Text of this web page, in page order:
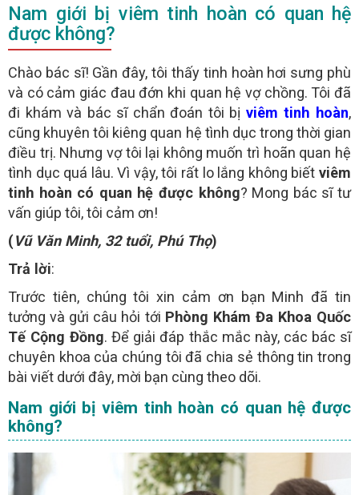
Nam giới bị viêm tinh hoàn có quan hệ
được không?
Chào bác sĩ! Gần đây, tôi thấy tinh hoàn hơi sưng phù
và có cảm giác đau đớn khi quan hệ vợ chồng. Tôi đã
đi khám và bác sĩ chẩn đoán tôi bị viêm tinh hoàn,
cũng khuyên tôi kiêng quan hệ tình dục trong thời gian
điều trị. Nhưng vợ tôi lại không muốn trì hoãn quan hệ
tình dục quá lâu. Vì vậy, tôi rất lo lắng không biết viêm
tinh hoàn có quan hệ được không? Mong bác sĩ tư
vấn giúp tôi, tôi cảm ơn!
(Vũ Văn Minh, 32 tuổi, Phú Thọ)
Trả lời:
Trước tiên, chúng tôi xin cảm ơn bạn Minh đã tin
tưởng và gửi câu hỏi tới Phòng Khám Đa Khoa Quốc
Tế Cộng Đồng. Để giải đáp thắc mắc này, các bác sĩ
chuyên khoa của chúng tôi đã chia sẻ thông tin trong
bài viết dưới đây, mời bạn cùng theo dõi.
Nam giới bị viêm tinh hoàn có quan hệ được
không?
CHÚ Ý:ĐỂ TRÁNH PHÁT SINH CHI PHÍ GÓI CƯỚC ĐIỆN THOẠI
TRONG SUỐT QUÁ TRÌNH TƯ VẤN CHO NGƯỜI BỆNH.
- Người bệnh nên để lạiSỐ ĐIỆN THOẠIvào khung chát, các
BÁC SĨ sẽ gọi điện trực tiếp để TƯ VẤN MIỄN PHÍ
cho bạn
- Người bệnh nên chát với
BÁC SĨ qua khung chát trực
tuyến đểkhông tốn chi phí điện thoại
TƯ VẤN TRỰC TUYẾN ONLINE(miễn phí)
x